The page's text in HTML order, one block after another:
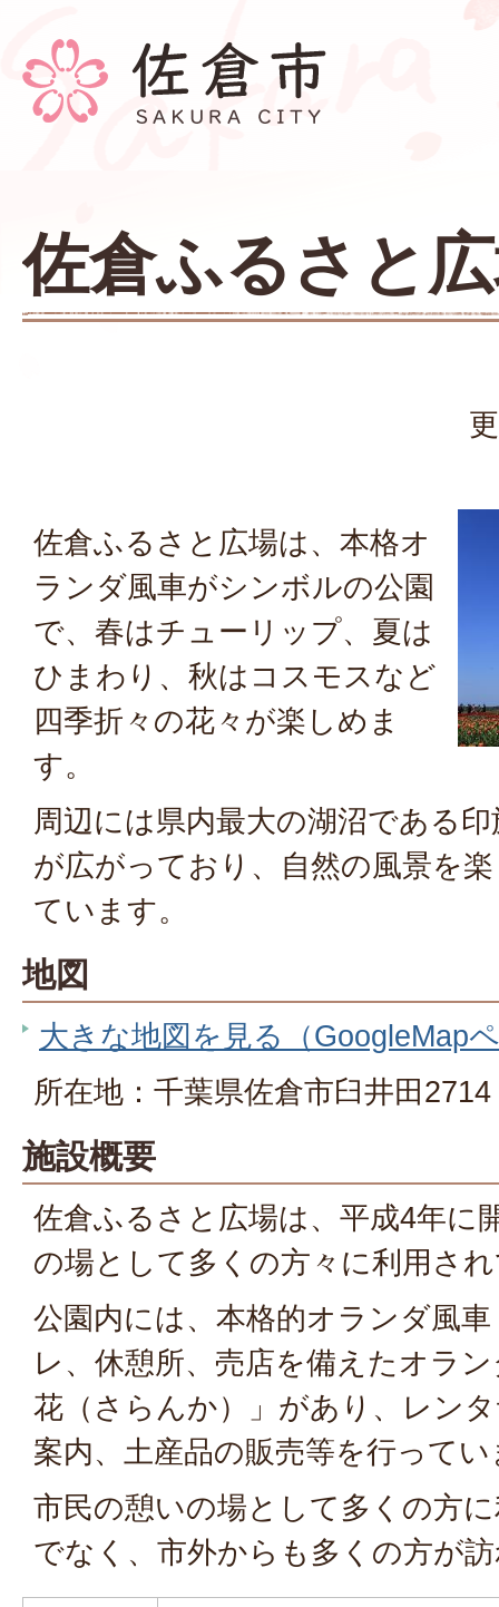
佐倉ふるさと
佐倉ふるさと広場は、本格オ
ランダ風車がシンボルの公園
で、春はチューリップ、夏は
ひまわり、秋はコスモスなど
四季折々の花々が楽しめま
す。
周辺には県内最大の湖沼である
が広がっており、自然の風景を
ています。
地図
大きな地図を見る（GoogleMap
所在地：千葉県佐倉市臼井田2714
施設概要
佐倉ふるさと広場は、平成4年に
の場として多くの方々に利用さ
公園内には、本格的オランダ風
レ、休憩所、売店を備えたオラ
花（さらんか）」があり、レン
案内、土産品の販売等を行って
市民の憩いの場として多くの方
でなく、市外からも多くの方が